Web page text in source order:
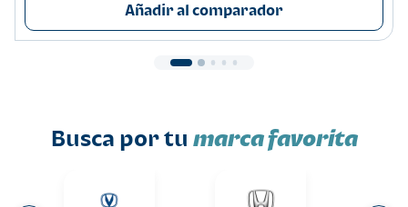
Añadir al comparador
Busca por tu marca favorita